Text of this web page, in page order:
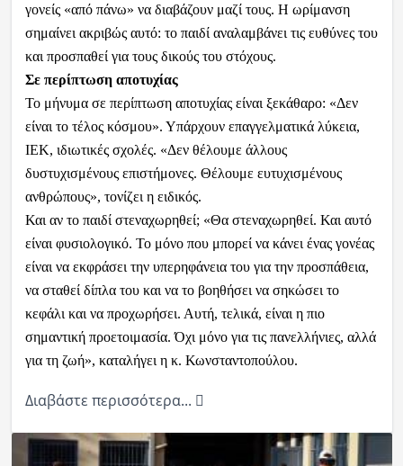
γονείς «από πάνω» να διαβάζουν μαζί τους. Η ωρίμανση
σημαίνει ακριβώς αυτό: το παιδί αναλαμβάνει τις ευθύνες του
και προσπαθεί για τους δικούς του στόχους.
Σε περίπτωση αποτυχίας
Το μήνυμα σε περίπτωση αποτυχίας είναι ξεκάθαρο: «Δεν
είναι το τέλος κόσμου». Υπάρχουν επαγγελματικά λύκεια,
ΙΕΚ, ιδιωτικές σχολές. «Δεν θέλουμε άλλους
δυστυχισμένους επιστήμονες. Θέλουμε ευτυχισμένους
ανθρώπους», τονίζει η ειδικός.
Και αν το παιδί στεναχωρηθεί; «Θα στεναχωρηθεί. Και αυτό
είναι φυσιολογικό. Το μόνο που μπορεί να κάνει ένας γονέας
είναι να εκφράσει την υπερηφάνεια του για την προσπάθεια,
να σταθεί δίπλα του και να το βοηθήσει να σηκώσει το
κεφάλι και να προχωρήσει. Αυτή, τελικά, είναι η πιο
σημαντική προετοιμασία. Όχι μόνο για τις πανελλήνιες, αλλά
για τη ζωή», καταλήγει η κ. Κωνσταντοπούλου.
Διαβάστε περισσότερα...